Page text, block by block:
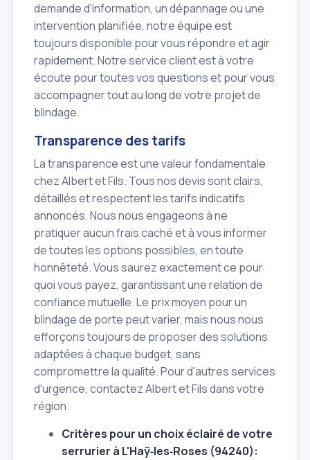
demande d'information, un dépannage ou une
intervention planifiée, notre équipe est
toujours disponible pour vous répondre et agir
rapidement. Notre service client est à votre
écoute pour toutes vos questions et pour vous
accompagner tout au long de votre projet de
blindage.
Transparence des tarifs
La transparence est une valeur fondamentale
chez Albert et Fils. Tous nos devis sont clairs,
détaillés et respectent les tarifs indicatifs
annoncés. Nous nous engageons à ne
pratiquer aucun frais caché et à vous informer
de toutes les options possibles, en toute
honnêteté. Vous saurez exactement ce pour
quoi vous payez, garantissant une relation de
confiance mutuelle. Le prix moyen pour un
blindage de porte peut varier, mais nous nous
efforçons toujours de proposer des solutions
adaptées à chaque budget, sans
compromettre la qualité. Pour d'autres services
d'urgence, contactez Albert et Fils dans votre
région.
Critères pour un choix éclairé de votre
serrurier à L'Haÿ‑les‑Roses (94240):